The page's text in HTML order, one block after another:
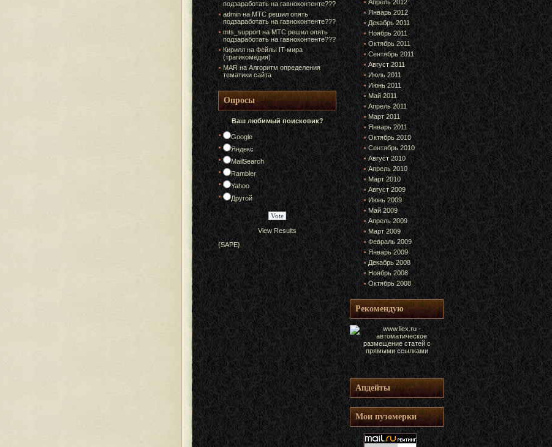
подзаработать на гавноконтенте???
admin наМТС решил опять
подзаработать на гавноконтенте???
mts_support на МТС решил опять
подзаработать на гавноконтенте???
Кирилл наФейлы IT-мира
(трагикомедия)
MAR наАлгоритм определения
тематики сайта
Опросы
Ваш любимый поисковик?
Google
Яндекс
MailSearch
Rambler
Yahoo
Другой
View Results
{SAPE}
Апрель 2012
Январь 2012
Декабрь 2011
Ноябрь 2011
Октябрь 2011
Сентябрь 2011
Август 2011
Июль 2011
Июнь 2011
Май 2011
Апрель 2011
Март 2011
Январь 2011
Октябрь 2010
Сентябрь 2010
Август 2010
Апрель 2010
Март 2010
Август 2009
Июнь 2009
Май 2009
Апрель 2009
Март 2009
Февраль 2009
Январь 2009
Декабрь 2008
Ноябрь 2008
Октябрь 2008
Рекомендую
Апдейты
Мои пузомерки